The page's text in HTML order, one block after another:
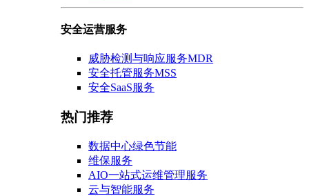
安全运营服务
威胁检测与响应服务MDR
安全托管服务MSS
安全SaaS服务
热门推荐
数据中心绿色节能
维保服务
AIO一站式运维管理服务
云与智能服务